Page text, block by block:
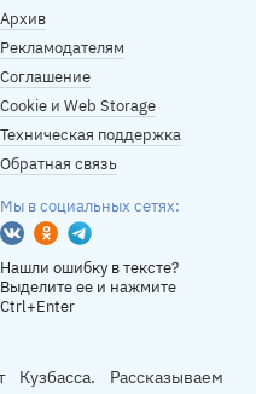
Архив
Рекламодателям
Соглашение
Cookie и Web Storage
Техническая поддержка
Обратная связь
Мы в социальных сетях:
Вконтакте
Одноклассники
Telegram
Нашли ошибку в тексте?
Выделите ее и нажмите
Ctrl+Enter
Рассказываем